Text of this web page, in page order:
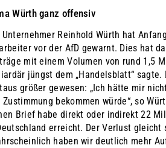
Würth ganz offensiv
Unternehmer Reinhold Würth hat
vor der AfD gewarnt. Dies hat
mit einem Volumen von rund 1,5
jüngst dem „Handelsblatt“ sagte.
größer gewesen: „Ich hätte mir
Zustimmung bekommen würde“, so
Brief habe direkt oder indirekt 22
erreicht. Der Verlust gleicht
haben wir deutlich mehr